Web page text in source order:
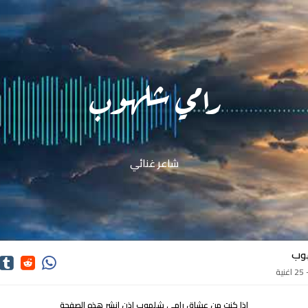
رامي شلهوب
شاعر غنائي